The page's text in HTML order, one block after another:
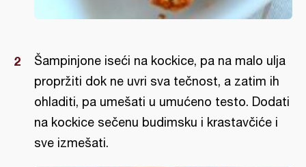
Šampinjone iseći na kockice, pa na malo ulja
propržiti dok ne uvri sva tečnost, a zatim ih
ohladiti, pa umešati u umućeno testo. Dodati
na kockice sečenu budimsku i krastavčiće i
sve izmešati.